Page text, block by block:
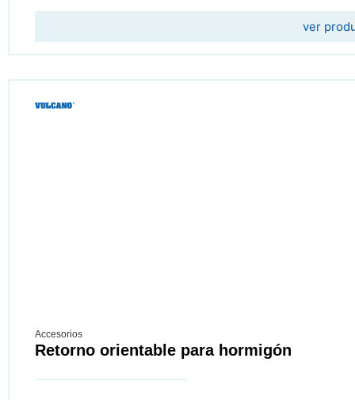
ver
Accesorios
Retorno orientable para hormigón